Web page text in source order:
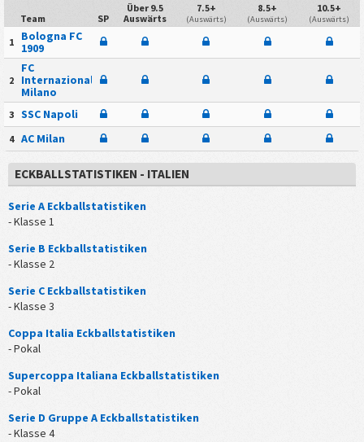
Team SP
Über 9.5
Auswärts
7.5+
(Auswärts)
8.5+
(Auswärts)
10.5+
(Auswärts)
1
Bologna FC
1909
2
FC
Internazionale
Milano
3 SSC Napoli
4 AC Milan
ECKBALLSTATISTIKEN - ITALIEN
Serie A Eckballstatistiken
- Klasse 1
Serie B Eckballstatistiken
- Klasse 2
Serie C Eckballstatistiken
- Klasse 3
Coppa Italia Eckballstatistiken
- Pokal
Supercoppa Italiana Eckballstatistiken
- Pokal
Serie D Gruppe A Eckballstatistiken
- Klasse 4